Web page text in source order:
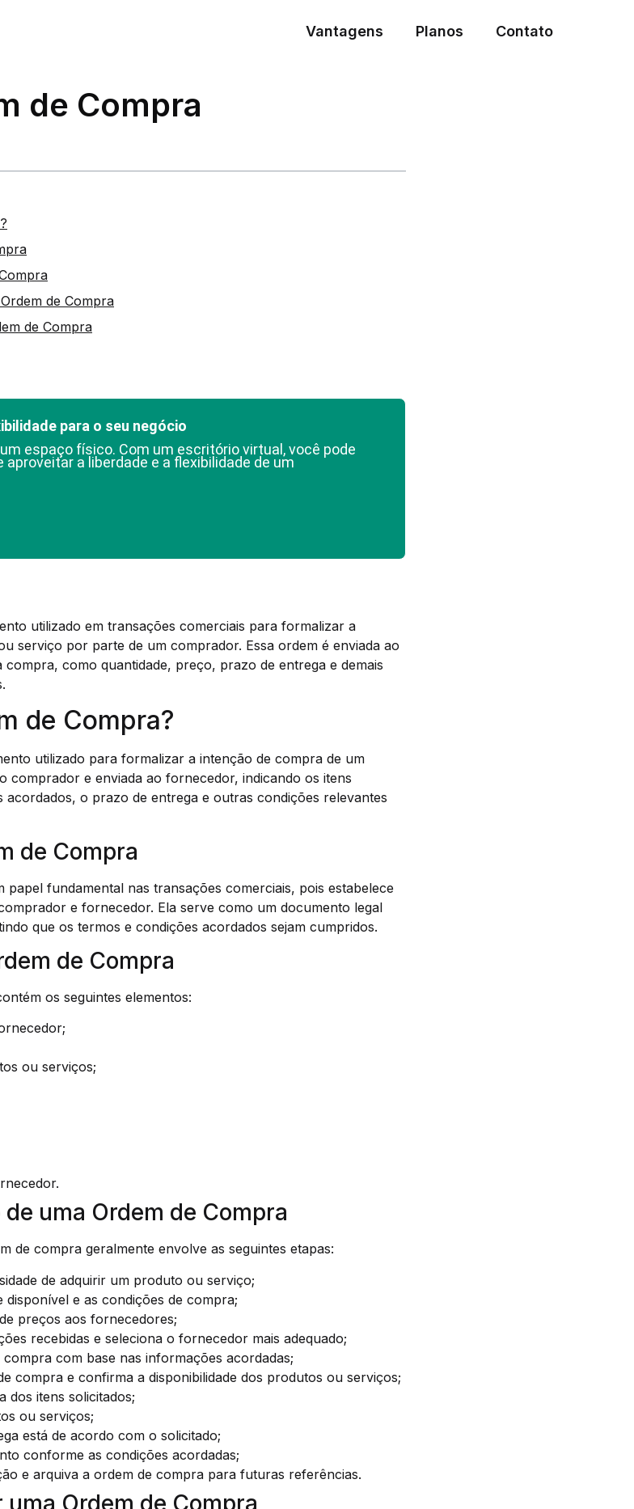
Vantagens Planos Contato
de Compra
de Compra
de Compra
para o seu negócio
espaço físico. Com um escritório virtual, você pode
aproveitar a liberdade e a flexibilidade de um
utilizado em transações comerciais para formalizar a
serviço por parte de um comprador. Essa ordem é enviada ao
como quantidade, preço, prazo de entrega e demais
de Compra?
utilizado para formalizar a intenção de compra de um
comprador e enviada ao fornecedor, indicando os itens
acordados, o prazo de entrega e outras condições relevantes
de Compra
fundamental nas transações comerciais, pois estabelece
e fornecedor. Ela serve como um documento legal
que os termos e condições acordados sejam cumpridos.
de Compra
os seguintes elementos:
ou serviços;
uma Ordem de Compra
de compra geralmente envolve as seguintes etapas:
de adquirir um produto ou serviço;
e as condições de compra;
preços aos fornecedores;
recebidas e seleciona o fornecedor mais adequado;
com base nas informações acordadas;
compra e confirma a disponibilidade dos produtos ou serviços;
dos itens solicitados;
ou serviços;
está de acordo com o solicitado;
conforme as condições acordadas;
e arquiva a ordem de compra para futuras referências.
Ordem de Compra